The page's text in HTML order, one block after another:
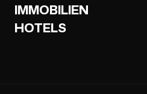
IMMOBILIEN
HOTELS